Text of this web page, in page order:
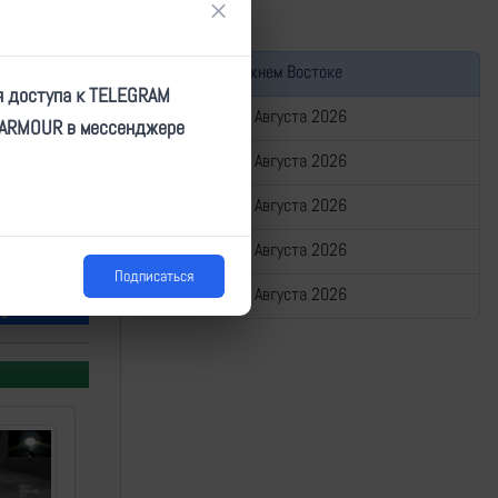
Война на Ближнем Востоке
Сводка за 07 Августа 2026
Сводка за 06 Августа 2026
Сводка за 05 Августа 2026
Сводка за 04 Августа 2026
Сводка за 03 Августа 2026
×
к TELEGRAM
в мессенджере
Подписаться